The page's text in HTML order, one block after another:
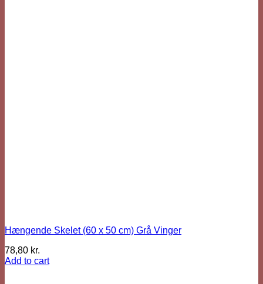
Hængende Skelet (60 x 50 cm) Grå Vinger
78,80 kr.
Add to cart